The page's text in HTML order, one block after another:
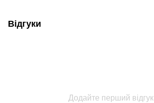
Відгуки
Додайте перший відгук